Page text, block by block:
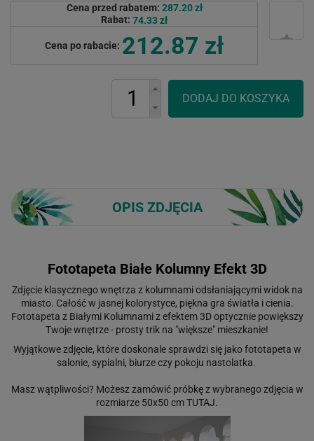
Cena przed rabatem: 287.20 zł
Rabat: 74.33 zł
Cena po rabacie: 212.87 zł
OPIS ZDJĘCIA
Fototapeta Białe Kolumny Efekt 3D
Zdjęcie klasycznego wnętrza z kolumnami odsłaniającymi widok na
miasto. Całość w jasnej kolorystyce, piękna gra światła i cienia.
Fototapeta z Białymi Kolumnami z efektem 3D optycznie powiększy
Twoje wnętrze - prosty trik na "większe" mieszkanie!
Wyjątkowe zdjęcie, które doskonale sprawdzi się jako fototapeta w
salonie, sypialni, biurze czy pokoju nastolatka.
Masz wątpliwości? Możesz zamówić próbkę z wybranego zdjęcia w
rozmiarze 50x50 cmTUTAJ.